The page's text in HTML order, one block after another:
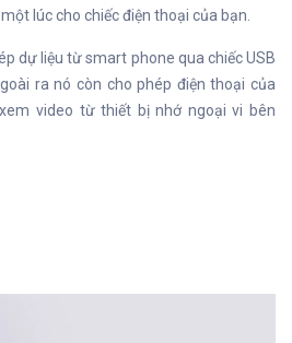
lúc cho chiếc điện thoại của bạn.
dự liệu từ smart phone qua chiếc USB
ra nó còn cho phép điện thoại của
video từ thiết bị nhớ ngoại vi bên